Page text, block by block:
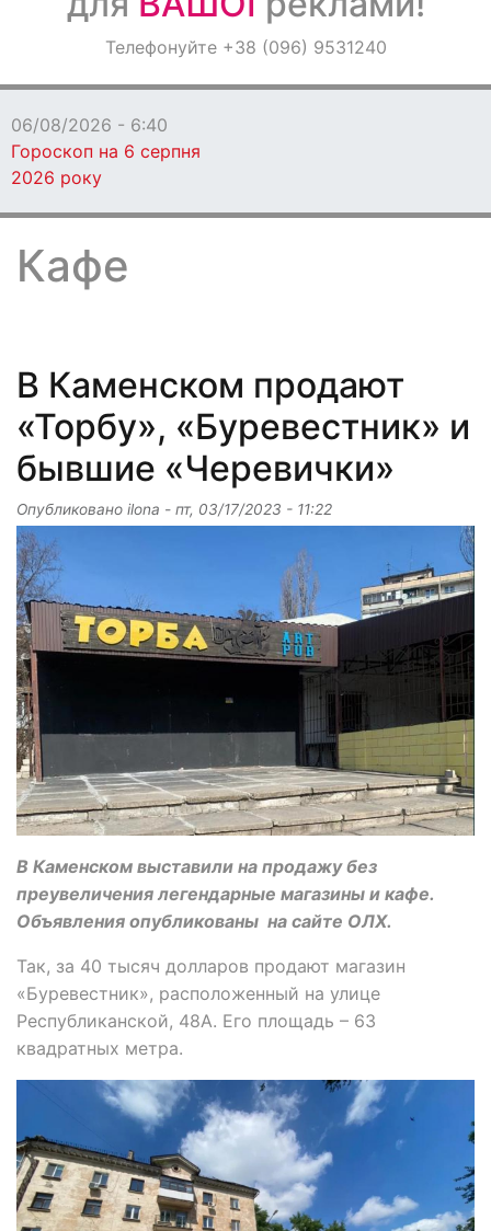
ОголошенняТелефонуйте +38 (096) 9531240
06/08/2026 - 6:00
компанією на відпочинку в Ніцці (фото)
Кафе
В Каменском продают
«Торбу», «Буревестник» и
бывшие «Черевички»
Опубликовано ilona - пт, 03/17/2023 - 11:22
В Каменском выставили на продажу без
преувеличения легендарные магазины и кафе.
Объявления опубликованы на сайте ОЛХ.
Так, за 40 тысяч долларов продают магазин
«Буревестник», расположенный на улице
Республиканской, 48А. Его площадь – 63
квадратных метра.